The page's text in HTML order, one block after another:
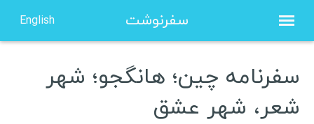
سفرنوشت English
صفحه نخست
درباره من
سفرنامه چین؛ هانگجو؛ شهر
شعر، شهر عشق